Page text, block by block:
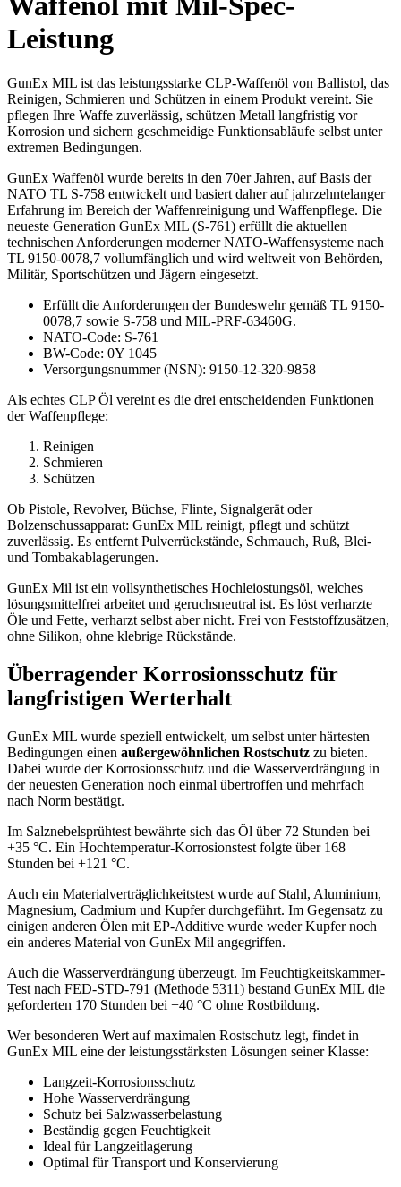
Leistung
GunEx MIL ist das leistungsstarke CLP-Waffenöl von Ballistol, das
Reinigen, Schmieren und Schützen in einem Produkt vereint. Sie
pflegen Ihre Waffe zuverlässig, schützen Metall langfristig vor
Korrosion und sichern geschmeidige Funktionsabläufe selbst unter
extremen Bedingungen.
GunEx Waffenöl wurde bereits in den 70er Jahren, auf Basis der
NATO TL S-758 entwickelt und basiert daher auf jahrzehntelanger
Erfahrung im Bereich der Waffenreinigung und Waffenpflege. Die
neueste Generation GunEx MIL (S-761) erfüllt die aktuellen
technischen Anforderungen moderner NATO-Waffensysteme nach
TL 9150-0078,7 vollumfänglich und wird weltweit von Behörden,
Militär, Sportschützen und Jägern eingesetzt.
Erfüllt die Anforderungen der Bundeswehr gemäß TL 9150-
0078,7 sowie S-758 und MIL-PRF-63460G.
NATO-Code: S-761
BW-Code: 0Y 1045
Versorgungsnummer (NSN): 9150-12-320-9858
Als echtes CLP Öl vereint es die drei entscheidenden Funktionen
der Waffenpflege:
Reinigen
Schmieren
Schützen
Ob Pistole, Revolver, Büchse, Flinte, Signalgerät oder
Bolzenschussapparat: GunEx MIL reinigt, pflegt und schützt
zuverlässig. Es entfernt Pulverrückstände, Schmauch, Ruß, Blei-
und Tombakablagerungen.
GunEx Mil ist ein vollsynthetisches Hochleiostungsöl, welches
lösungsmittelfrei arbeitet und geruchsneutral ist. Es löst verharzte
Öle und Fette, verharzt selbst aber nicht. Frei von Feststoffzusätzen,
ohne Silikon, ohne klebrige Rückstände.
Überragender Korrosionsschutz für
langfristigen Werterhalt
GunEx MIL wurde speziell entwickelt, um selbst unter härtesten
Bedingungen einen außergewöhnlichen Rostschutz zu bieten.
Dabei wurde der Korrosionsschutz und die Wasserverdrängung in
der neuesten Generation noch einmal übertroffen und mehrfach
nach Norm bestätigt.
Im Salznebelsprühtest bewährte sich das Öl über 72 Stunden bei
+35 °C. Ein Hochtemperatur-Korrosionstest folgte über 168
Stunden bei +121 °C.
Auch ein Materialverträglichkeitstest wurde auf Stahl, Aluminium,
Magnesium, Cadmium und Kupfer durchgeführt. Im Gegensatz zu
einigen anderen Ölen mit EP-Additive wurde weder Kupfer noch
ein anderes Material von GunEx Mil angegriffen.
Auch die Wasserverdrängung überzeugt. Im Feuchtigkeitskammer-
Test nach FED-STD-791 (Methode 5311) bestand GunEx MIL die
geforderten 170 Stunden bei +40 °C ohne Rostbildung.
Wer besonderen Wert auf maximalen Rostschutz legt, findet in
GunEx MIL eine der leistungsstärksten Lösungen seiner Klasse:
Langzeit-Korrosionsschutz
Hohe Wasserverdrängung
Schutz bei Salzwasserbelastung
Beständig gegen Feuchtigkeit
Ideal für Langzeitlagerung
Optimal für Transport und Konservierung